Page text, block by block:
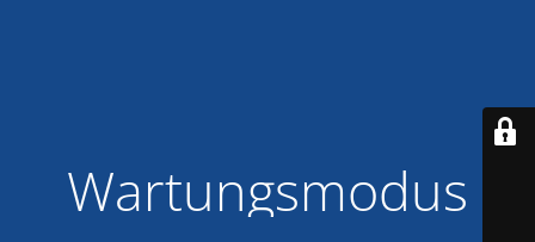
Wartungsmodus